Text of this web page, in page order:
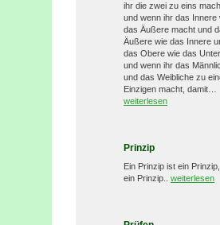
ihr die zwei zu eins
und wenn ihr das Innere
das Äußere macht und
Äußere wie das Innere
das Obere wie das
und wenn ihr das
und das Weibliche zu
Einzigen macht, damit…
weiterlesen
Prinzip
Ein Prinzip ist ein
ein Prinzip.. weiterlesen